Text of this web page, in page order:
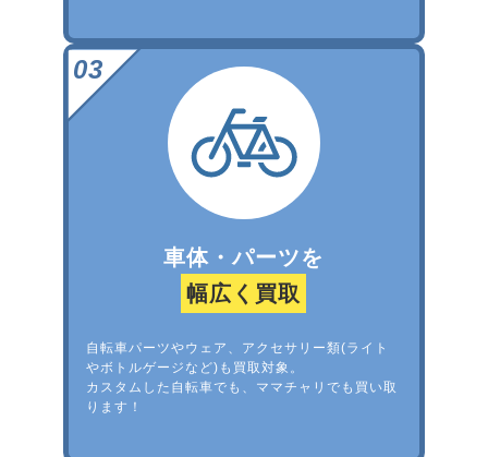
車体・パーツを
幅広く買取
自転車パーツやウェア、アクセサリー類(ライト
やボトルゲージなど)も買取対象。
カスタムした自転車でも、ママチャリでも買い取
ります！